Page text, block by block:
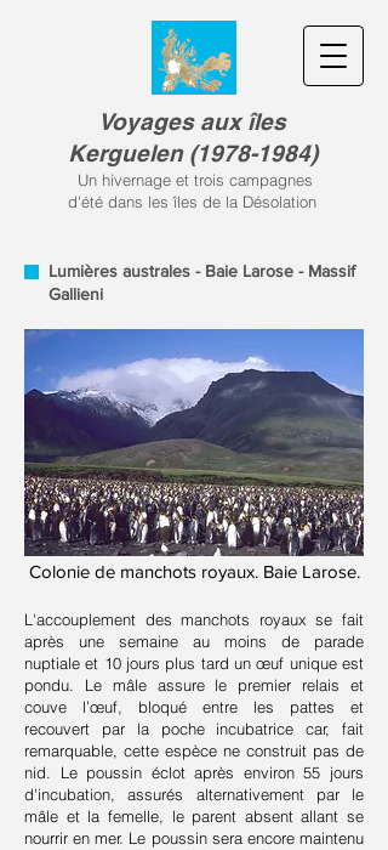
Voyages aux îles
Kerguelen (1978-1984)
Un hivernage et trois campagnes
d'été dans les îles de la Désolation
Lumières australes - Baie Larose - Massif
Gallieni
Colonie de manchots royaux. Baie Larose.
L'accouplement des manchots royaux se fait
après une semaine au moins de parade
nuptiale et 10 jours plus tard un œuf unique est
pondu. Le mâle assure le premier relais et
couve l’œuf, bloqué entre les pattes et
recouvert par la poche incubatrice car, fait
remarquable, cette espèce ne construit pas de
nid. Le poussin éclot après environ 55 jours
d'incubation, assurés alternativement par le
mâle et la femelle, le parent absent allant se
nourrir en mer. Le poussin sera encore maintenu